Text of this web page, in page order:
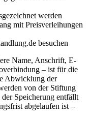
werden
mit Preisverleihungen
besuchen
Name, Anschrift, E-
– ist für die
Abwicklung der
von der Stiftung
Speicherung entfällt
abgelaufen ist –